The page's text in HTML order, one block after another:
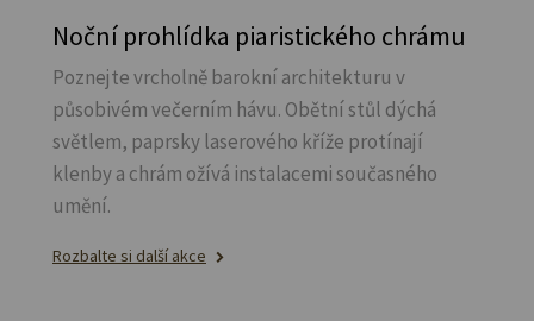
Noční prohlídka piaristického chrámu
Poznejte vrcholně barokní architekturu v
působivém večerním hávu. Obětní stůl dýchá
světlem, paprsky laserového kříže protínají
klenby a chrám ožívá instalacemi současného
umění.
Rozbalte si další akce